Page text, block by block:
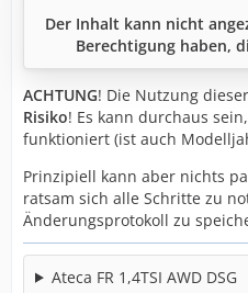
Der Inhalt kann nicht
Berechtigung haben,
ACHTUNG! Die Nutzung
Risiko! Es kann durchaus
funktioniert (ist auch
Prinzipiell kann aber nichts
ratsam sich alle Schritte zu
Änderungsprotokoll zu
Ateca FR 1,4TSI AWD DSG